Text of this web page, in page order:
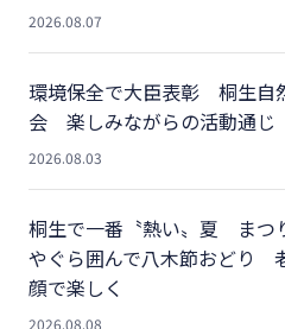
2026.08.07
環境保全で大臣表彰 桐生自
会 楽しみながらの活動通じ
2026.08.03
桐生で一番〝熱い〟夏 まつ
やぐら囲んで八木節おどり
顔で楽しく
2026.08.08